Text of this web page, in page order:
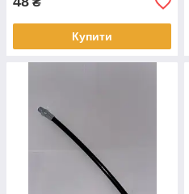
Купити